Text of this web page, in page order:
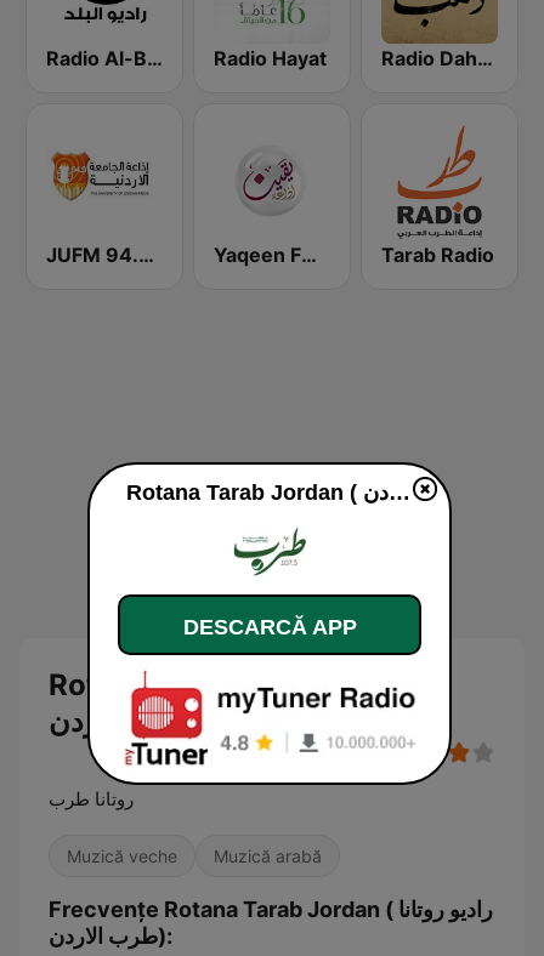
Radio Al-Balad 92.5 (راديو البلد) Radio Hayat Radio Dahab - راديو دهب
JUFM 94.9 (إذاعة الجامعة الأردنية) Yaqeen FM 103.7 (يقين) Tarab Radio
Rotana Tarab Jordan ( راديو
روتانا طرب
Muzică veche Muzică arabă
Frecvențe Rotana Tarab Jordan ( راديو روتانا
طرب الاردن):
Rotana Tarab Jordan ( راديو روتانا طرب الاردن) live
DESCARCĂ APP